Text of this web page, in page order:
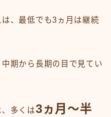
、最低でも3ヵ月は継続
期から長期の目で見てい
多くは3ヵ月～半